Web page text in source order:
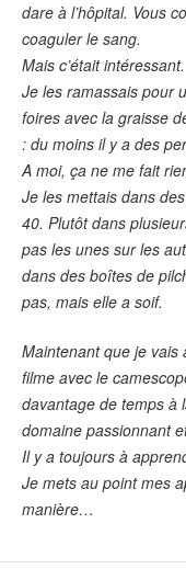
dare à l’hôpital. Vous
coaguler le sang.
Mais c’était intéressant.
Je les ramassais pour
foires avec la graisse
: du moins il y a des
A moi, ça ne me fait
Je les mettais dans
40. Plutôt dans
pas les unes sur les
dans des boîtes de
pas, mais elle a soif.
Maintenant que je vais
filme avec le
davantage de temps à
domaine passionnant
Il y a toujours à
Je mets au point mes
manière…